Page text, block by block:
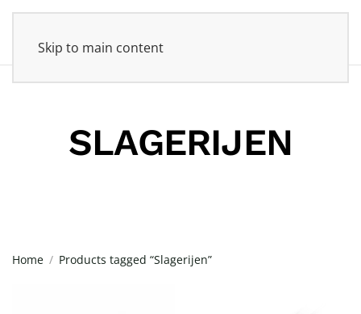
Skip to main content
SLAGERIJEN
Home Products tagged “Slagerijen”